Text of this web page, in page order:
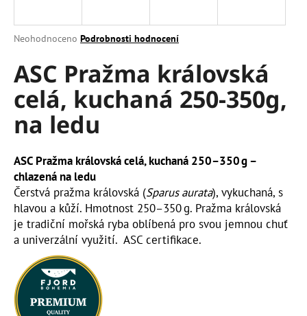
Průměrné
produktu
je
z
hvězdiček.
Neohodnoceno Podrobnosti hodnocení
ASC Pražma královská
celá, kuchaná 250-350g,
na ledu
ASC Pražma královská celá, kuchaná 250–350 g –
chlazená na ledu
Čerstvá pražma královská (Sparus aurata), vykuchaná, s
hlavou a kůží. Hmotnost 250–350 g. Pražma královská
je tradiční mořská ryba oblíbená pro svou jemnou chuť
a univerzální využití. ASC certifikace.
j
t
?
HLEDAT
D
o
p
r
u
č